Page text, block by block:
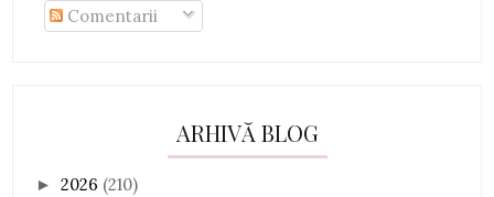
Comentarii
ARHIVĂ BLOG
►2026 (210)